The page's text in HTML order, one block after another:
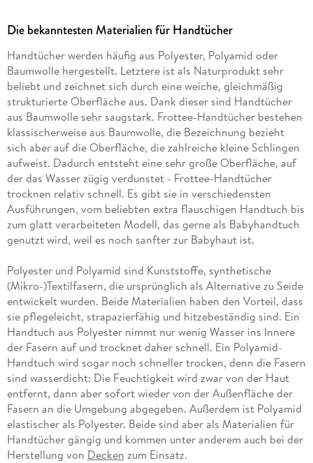
Die bekanntesten Materialien für Handtücher
Handtücher werden häufig aus Polyester, Polyamid oder
Baumwolle hergestellt. Letztere ist als Naturprodukt sehr
beliebt und zeichnet sich durch eine weiche, gleichmäßig
strukturierte Oberfläche aus. Dank dieser sind Handtücher
aus Baumwolle sehr saugstark. Frottee-Handtücher bestehen
klassischerweise aus Baumwolle, die Bezeichnung bezieht
sich aber auf die Oberfläche, die zahlreiche kleine Schlingen
aufweist. Dadurch entsteht eine sehr große Oberfläche, auf
der das Wasser zügig verdunstet - Frottee-Handtücher
trocknen relativ schnell. Es gibt sie in verschiedensten
Ausführungen, vom beliebten extra flauschigen Handtuch bis
zum glatt verarbeiteten Modell, das gerne als Babyhandtuch
genutzt wird, weil es noch sanfter zur Babyhaut ist.
Polyester und Polyamid sind Kunststoffe, synthetische
(Mikro-)Textilfasern, die ursprünglich als Alternative zu Seide
entwickelt wurden. Beide Materialien haben den Vorteil, dass
sie pflegeleicht, strapazierfähig und hitzebeständig sind. Ein
Handtuch aus Polyester nimmt nur wenig Wasser ins Innere
der Fasern auf und trocknet daher schnell. Ein Polyamid-
Handtuch wird sogar noch schneller trocken, denn die Fasern
sind wasserdicht: Die Feuchtigkeit wird zwar von der Haut
entfernt, dann aber sofort wieder von der Außenfläche der
Fasern an die Umgebung abgegeben. Außerdem ist Polyamid
elastischer als Polyester. Beide sind aber als Materialien für
Handtücher gängig und kommen unter anderem auch bei der
Herstellung von Decken zum Einsatz.